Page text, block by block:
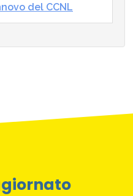
del CCNL